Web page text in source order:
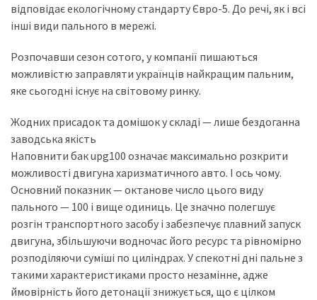
відповідає екологічному стандарту Євро-5. До речі, як і всі
інші види пального в мережі.
Розпочавши сезон сотого, у компанії пишаються
можливістю заправляти українців найкращим пальним,
яке сьогодні існує на світовому ринку.
Жодних присадок та домішок у складі — лише бездоганна
заводська якість
Наповнити бак upg100 означає максимально розкрити
можливості двигуна харизматичного авто. І ось чому.
Основний показник — октанове число цього виду
пального — 100 і вище одиниць. Це значно полегшує
розгін транспортного засобу і забезпечує плавний запуск
двигуна, збільшуючи водночас його ресурс та рівномірно
розподіляючи суміші по циліндрах. У спекотні дні пальне з
такими характеристиками просто незамінне, адже
ймовірність його детонації знижується, що є цілком